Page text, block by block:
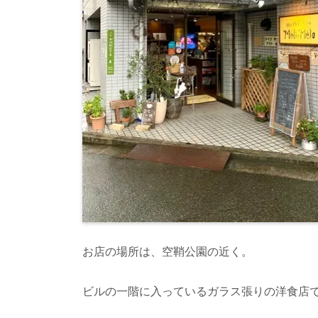
お店の場所は、空鞘公園の近く。
ビルの一階に入っているガラス張りの洋食店